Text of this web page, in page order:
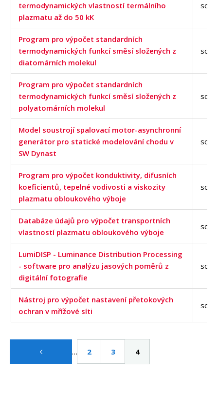
termodynamických vlastností termálního
plazmatu až do 50 kK
Program pro výpočet standardních
termodynamických funkcí směsí složených z
diatomárních molekul
Program pro výpočet standardních
termodynamických funkcí směsí složených z
polyatomárních molekul
Model soustrojí spalovací motor-asynchronní
generátor pro statické modelování chodu v
SW Dynast
Program pro výpočet konduktivity, difusních
koeficientů, tepelné vodivosti a viskozity
plazmatu obloukového výboje
Databáze údajů pro výpočet transportních
vlastností plazmatu obloukového výboje
LumiDISP - Luminance Distribution Processing
- software pro analýzu jasových poměrů z
digitální fotografie
Nástroj pro výpočet nastavení přetokových
ochran v mřížové síti
… Page
2 Page
3 Aktuální
4